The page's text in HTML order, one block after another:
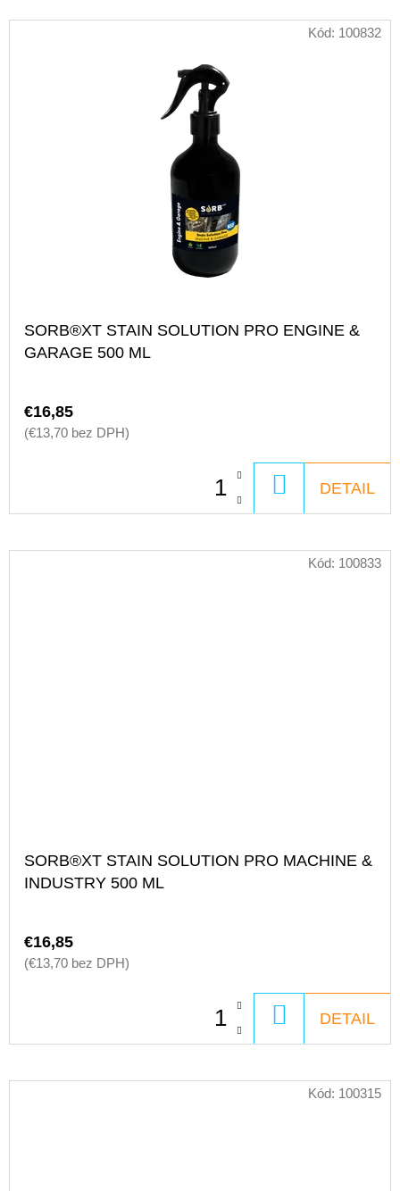
SORB®XT STAIN SOLUTION PRO ENGINE &
GARAGE 500 ML
€16,85
(€13,70 bez DPH)
KOŠÍKA
DETAIL
Kód: 100832
SORB®XT STAIN SOLUTION PRO MACHINE &
INDUSTRY 500 ML
€16,85
(€13,70 bez DPH)
KOŠÍKA
DETAIL
Kód: 100833
Kód: 100315